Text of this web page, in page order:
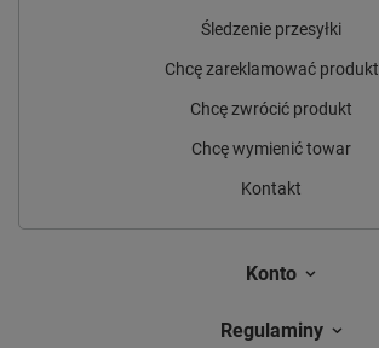
Śledzenie przesyłki
Chcę zareklamować produkt
Chcę zwrócić produkt
Chcę wymienić towar
Kontakt
Konto
Regulaminy